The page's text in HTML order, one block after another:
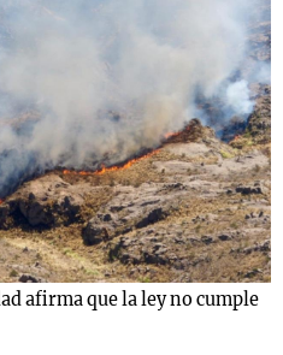
afirma que la ley no cumple
Notas
La Sole en